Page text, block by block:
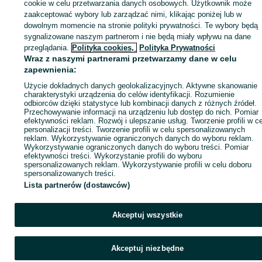
sprzedającym
Zaloguj się / Załóż konto
Zadzwoń / SMS
cookie w celu przetwarzania danych osobowych. Użytkownik może
zaakceptować wybory lub zarządzać nimi, klikając poniżej lub w
dowolnym momencie na stronie polityki prywatności. Te wybory będą
sygnalizowane naszym partnerom i nie będą miały wpływu na dane
przeglądania. Polityka cookies, Polityka Prywatności
Wraz z naszymi partnerami przetwarzamy dane w celu
zapewnienia:
Użycie dokładnych danych geolokalizacyjnych. Aktywne skanowanie
charakterystyki urządzenia do celów identyfikacji. Rozumienie
odbiorców dzięki statystyce lub kombinacji danych z różnych źródeł.
Przechowywanie informacji na urządzeniu lub dostęp do nich. Pomiar
efektywności reklam. Rozwój i ulepszanie usług. Tworzenie profili w
personalizacji treści. Tworzenie profili w celu spersonalizowanych
reklam. Wykorzystywanie ograniczonych danych do wyboru reklam.
Wykorzystywanie ograniczonych danych do wyboru treści. Pomiar
efektywności treści. Wykorzystanie profili do wyboru
spersonalizowanych reklam. Wykorzystywanie profili w celu doboru
spersonalizowanych treści.
Lista partnerów (dostawców)
Akceptuj wszystkie
Akceptuj niezbędne